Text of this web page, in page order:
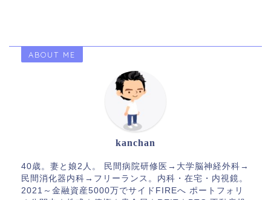
ABOUT ME
kanchan
40歳。妻と娘2人。 民間病院研修医→大学脳神経外科→
民間消化器内科→フリーランス。内科・在宅・内視鏡。
2021～金融資産5000万でサイドFIREへ ポートフォリ